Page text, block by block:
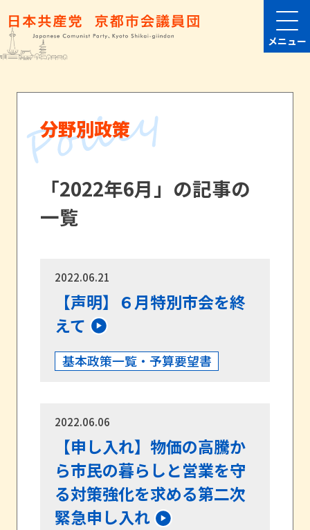
メニュー
分野別政策
「2022年6月」の記事の
一覧
2022.06.21
【声明】６月特別市会を終
えて
基本政策一覧・予算要望書
2022.06.06
【申し入れ】物価の高騰か
ら市民の暮らしと営業を守
る対策強化を求める第二次
緊急申し入れ